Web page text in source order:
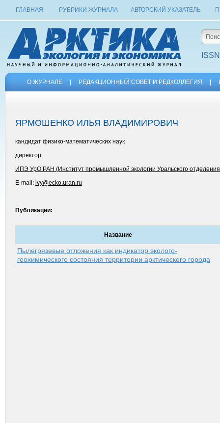
ГЛАВНАЯ РУБРИКИ ЖУРНАЛА АВТОРСКИЙ УКАЗАТЕЛЬ
О ЖУРНАЛЕ РЕДАКЦИОННЫЙ СОВЕТ И РЕДКОЛЛЕГИЯ
ЯРМОШЕНКО ИЛЬЯ ВЛАДИМИРОВИЧ
кандидат физико-математических наук
директор
ИПЭ УрО РАН (Институт промышленной экологии Уральского
E-mail: ivy@ecko.uran.ru
Публикации:
Название
Пылегрязевые отложения как индикатор эколого-
геохимического состояния территории арк­тического города